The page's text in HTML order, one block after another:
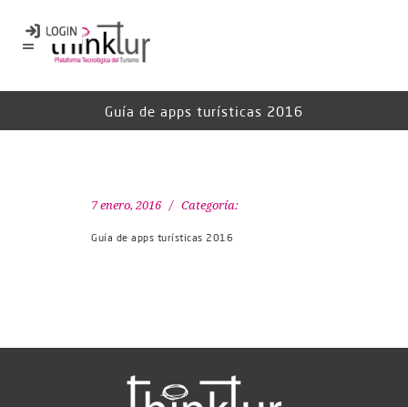
Guía de apps turísticas 2016
7 enero, 2016 Categoría:
Guía de apps turísticas 2016